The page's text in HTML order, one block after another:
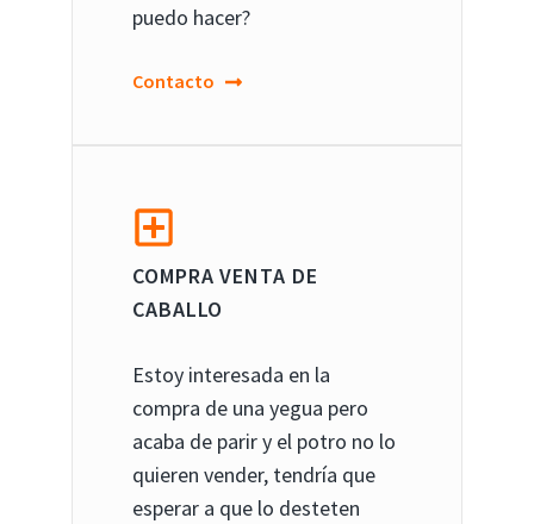
puedo hacer?
Contacto
COMPRA VENTA DE
CABALLO
Estoy interesada en la
compra de una yegua pero
acaba de parir y el potro no lo
quieren vender, tendría que
esperar a que lo desteten